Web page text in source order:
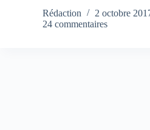
Rédaction
2 octobre
24 commentaires